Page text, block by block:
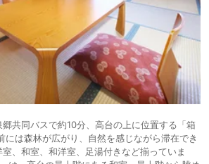
共同バスで約10分、高台の上に位置する「箱
には森林が広がり、自然を感じながら滞在でき
、和室、和洋室、足湯付きなど揃っていま